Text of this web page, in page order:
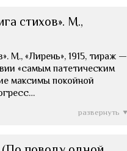
стихов». М.,
М., «Лирень», 1915, тираж —
«самым патетическим
максимы покойной
развернуть